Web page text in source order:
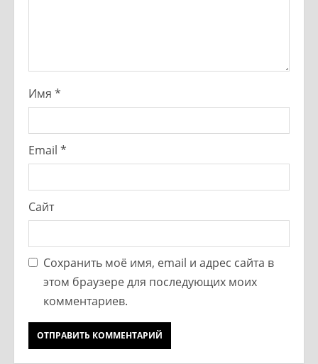
Имя *
Email *
Сайт
Сохранить моё имя, email и адрес сайта в
этом браузере для последующих моих
комментариев.